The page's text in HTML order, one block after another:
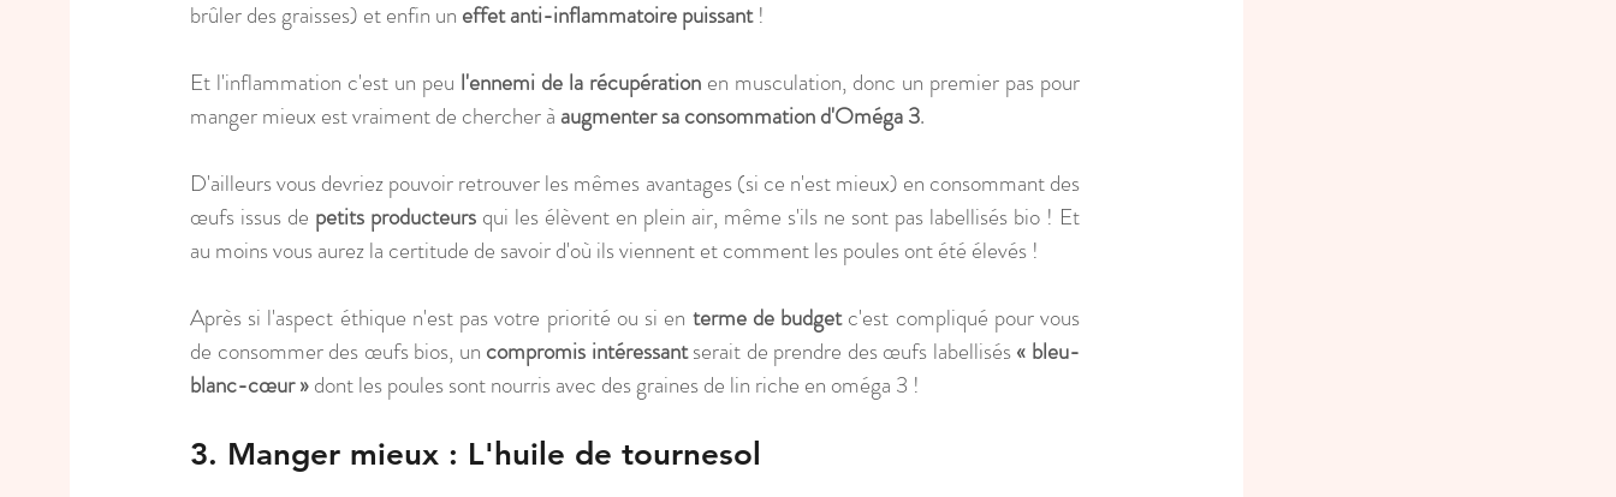
brûler des graisses) et enfin un effet anti-inflammatoire puissant !
Et l'inflammation c'est un peu l'ennemi de la récupération en musculation, donc un premier pas pour
manger mieux est vraiment de chercher à augmenter sa consommation d'Oméga 3.
D'ailleurs vous devriez pouvoir retrouver les mêmes avantages (si ce n'est mieux) en consommant des
œufs issus de petits producteurs qui les élèvent en plein air, même s'ils ne sont pas labellisés bio ! Et
au moins vous aurez la certitude de savoir d'où ils viennent et comment les poules ont été élevés !
Après si l'aspect éthique n'est pas votre priorité ou si en terme de budget c'est compliqué pour vous
de consommer des œufs bios, un compromis intéressant serait de prendre des œufs labellisés « bleu-
blanc-cœur » dont les poules sont nourris avec des graines de lin riche en oméga 3 !
3. Manger mieux : L'huile de tournesol